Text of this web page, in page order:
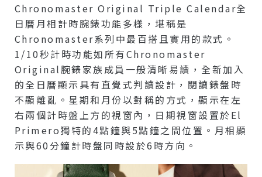
Chronomaster Original Triple Calendar全
日曆月相計時腕錶功能多樣，堪稱是
Chronomaster系列中最百搭且實用的款式。
1/10秒計時功能如所有Chronomaster
Original腕錶家族成員一般清晰易讀，全新加入
的全日曆顯示具有直覺式判讀設計，閱讀錶盤時
不顯離亂。星期和月份以對稱的方式，顯示在左
右兩個計時盤上方的視窗內，日期視窗設置於El
Primero獨特的4點鐘與5點鐘之間位置。月相顯
示與60分鐘計時盤同時設於6時方向。